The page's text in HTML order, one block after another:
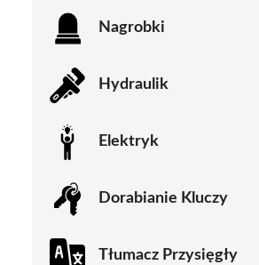
Nagrobki
Hydraulik
Elektryk
Dorabianie Kluczy
Tłumacz Przysięgły